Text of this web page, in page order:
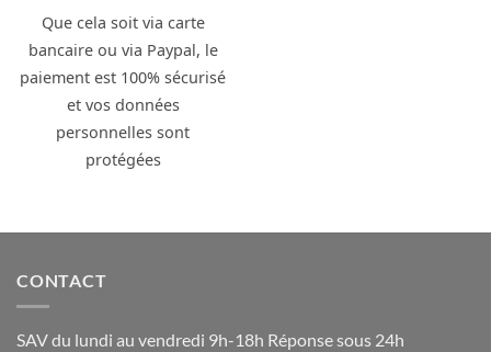
Que cela soit via carte
bancaire ou via Paypal, le
paiement est 100% sécurisé
et vos données
personnelles sont
protégées
CONTACT
SAV du lundi au vendredi 9h-18h Réponse sous 24h